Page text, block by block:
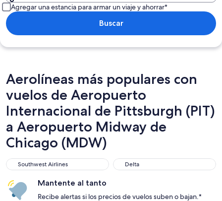
Agregar una estancia para armar un viaje y ahorrar*
Buscar
Aerolíneas más populares con
vuelos de Aeropuerto
Internacional de Pittsburgh (PIT)
a Aeropuerto Midway de
Chicago (MDW)
Southwest Airlines
Southwest Airlines Delta
Delta
Mantente al tanto
Recibe alertas si los precios de vuelos suben o bajan.*